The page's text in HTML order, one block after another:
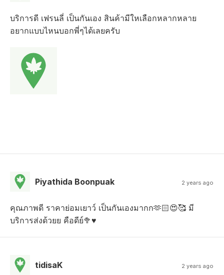
บริการดี เฟรนลี่ เป็นกันเอง สินค้ามีใหเลือกหลากหลาย
อยากแบบไหนบอกพี่ๆได้เลยครับ
Piyathida Boonpuak 2 years ago
คุณภาพดี ราคาย่อมเยาว์ เป็นกันเองมากก🫶🏻😍🥰 มี
บริการส่งด้วยย คือดีย์🥦♥️
tidisaK 2 years ago